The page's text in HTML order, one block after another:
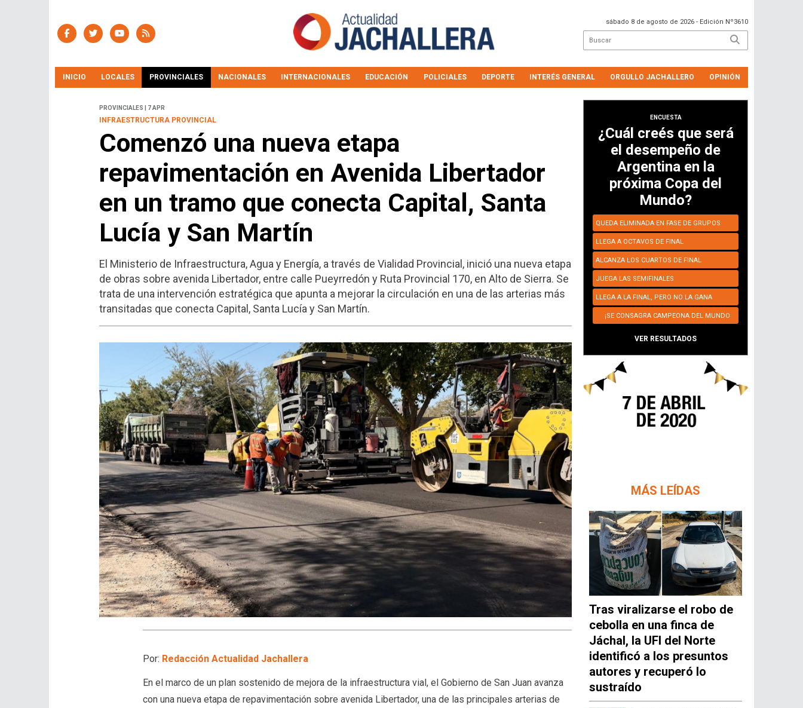
sábado 8 de agosto de 2026 - Edición Nº3610
INICIO LOCALES PROVINCIALES NACIONALES INTERNACIONALES EDUCACIÓN POLICIALES DEPORTE INTERÉS GENERAL ORGULLO JACHALLERO OPINIÓN
PROVINCIALES | 7 APR
INFRAESTRUCTURA PROVINCIAL
Comenzó una nueva etapa
repavimentación en Avenida Libertador
en un tramo que conecta Capital, Santa
Lucía y San Martín
El Ministerio de Infraestructura, Agua y Energía, a través de Vialidad Provincial, inició una nueva etapa
de obras sobre avenida Libertador, entre calle Pueyrredón y Ruta Provincial 170, en Alto de Sierra. Se
trata de una intervención estratégica que apunta a mejorar la circulación en una de las arterias más
transitadas que conecta Capital, Santa Lucía y San Martín.
Por: Redacción Actualidad Jachallera
En el marco de un plan sostenido de mejora de la infraestructura vial, el Gobierno de San Juan avanza
con una nueva etapa de repavimentación sobre avenida Libertador, una de las principales arterias de
ENCUESTA
¿Cuál creés que será
el desempeño de
Argentina en la
próxima Copa del
Mundo?
QUEDA ELIMINADA EN FASE DE GRUPOS
LLEGA A OCTAVOS DE FINAL
ALCANZA LOS CUARTOS DE FINAL
JUEGA LAS SEMIFINALES
LLEGA A LA FINAL, PERO NO LA GANA
¡SE CONSAGRA CAMPEONA DEL MUNDO
VER RESULTADOS
MÁS LEÍDAS
Tras viralizarse el robo de
cebolla en una finca de
Jáchal, la UFI del Norte
identificó a los presuntos
autores y recuperó lo
sustraído